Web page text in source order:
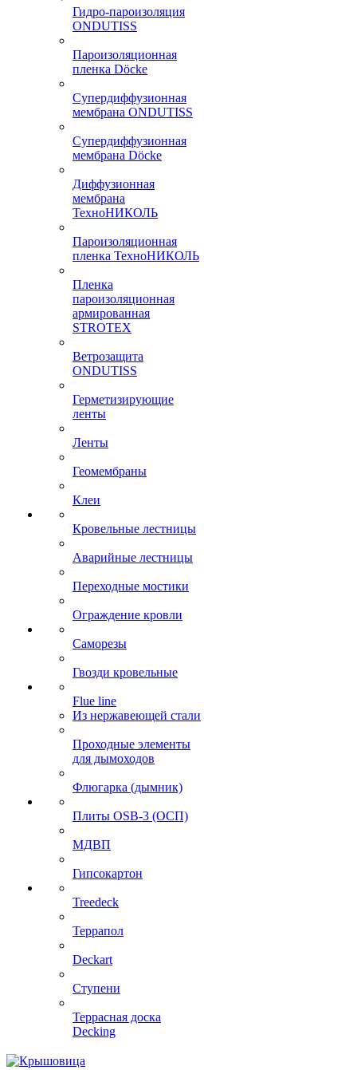
Гидро-пароизоляция
ONDUTISS
Пароизоляционная
пленка Döcke
Супердиффузионная
мембрана ONDUTISS
Супердиффузионная
мембрана Döcke
Диффузионная
мембрана
ТехноНИКОЛЬ
Пароизоляционная
пленка ТехноНИКОЛЬ
Пленка
пароизоляционная
армированная
STROTEX
Ветрозащита
ONDUTISS
Герметизирующие
ленты
Ленты
Геомембраны
Клеи
Кровельные лестницы
Аварийные лестницы
Переходные мостики
Ограждение кровли
Саморезы
Гвозди кровельные
Flue line
Из нержавеющей стали
Проходные элементы
для дымоходов
Флюгарка (дымник)
Плиты OSB-3 (ОСП)
МДВП
Гипсокартон
Treedeck
Террапол
Deckart
Ступени
Террасная доска
Decking